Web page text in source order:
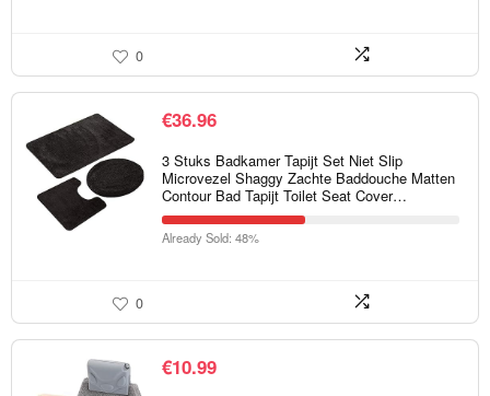
0
€36.96
3 Stuks Badkamer Tapijt Set Niet Slip
Microvezel Shaggy Zachte Baddouche Matten
Contour Bad Tapijt Toilet Seat Cover…
Already Sold: 48%
0
€10.99